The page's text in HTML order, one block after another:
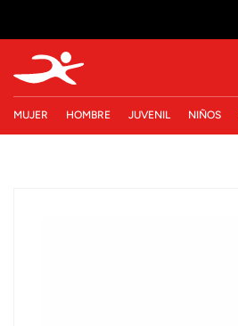
MUJER HOMBRE JUVENIL NIÑOS